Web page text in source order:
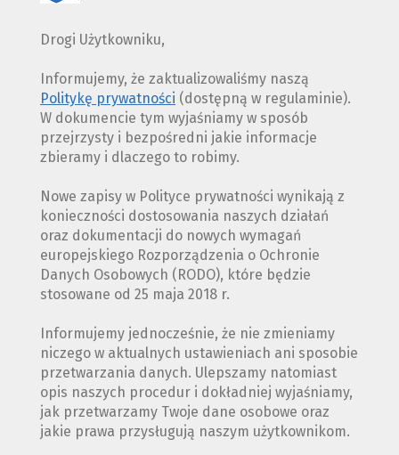
Drogi Użytkowniku,
Informujemy, że zaktualizowaliśmy naszą
Politykę prywatności (dostępną w regulaminie).
W dokumencie tym wyjaśniamy w sposób
przejrzysty i bezpośredni jakie informacje
zbieramy i dlaczego to robimy.
Nowe zapisy w Polityce prywatności wynikają z
konieczności dostosowania naszych działań
oraz dokumentacji do nowych wymagań
europejskiego Rozporządzenia o Ochronie
Danych Osobowych (RODO), które będzie
stosowane od 25 maja 2018 r.
Informujemy jednocześnie, że nie zmieniamy
niczego w aktualnych ustawieniach ani sposobie
przetwarzania danych. Ulepszamy natomiast
opis naszych procedur i dokładniej wyjaśniamy,
jak przetwarzamy Twoje dane osobowe oraz
jakie prawa przysługują naszym użytkownikom.